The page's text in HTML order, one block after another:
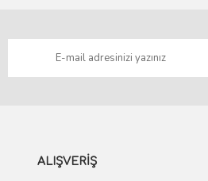
ALIŞVERİŞ